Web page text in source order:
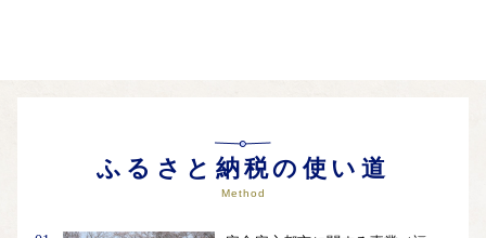
外部サイトへ遷移します。
個人情報の保護は遷移先サイトの方針に従います。
ふるさと納税の使い道
Method